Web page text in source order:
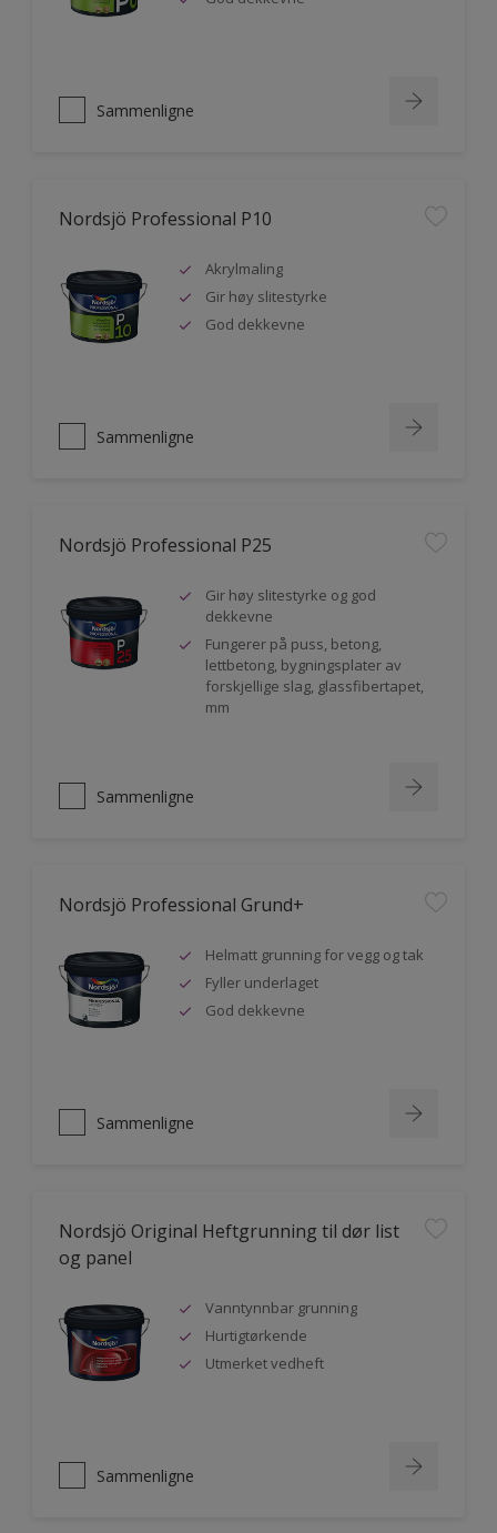
Sammenligne
Nordsjö Professional P10
Akrylmaling
Gir høy slitestyrke
God dekkevne
Sammenligne
Nordsjö Professional P25
Gir høy slitestyrke og god
dekkevne
Fungerer på puss, betong,
lettbetong, bygningsplater av
forskjellige slag, glassfibertapet,
mm
Sammenligne
Nordsjö Professional Grund+
Helmatt grunning for vegg og tak
Fyller underlaget
God dekkevne
Sammenligne
Nordsjö Original Heftgrunning til dør list
og panel
Vanntynnbar grunning
Hurtigtørkende
Utmerket vedheft
Sammenligne